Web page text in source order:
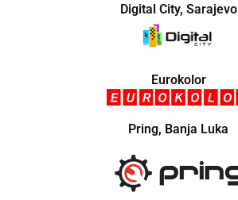
Digital City, Sarajevo
Eurokolor
Pring, Banja Luka